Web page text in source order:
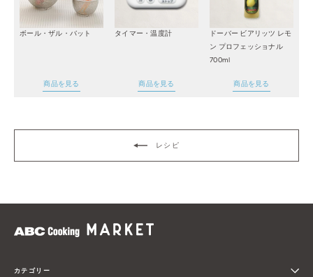
ボール・ザル・バット
商品を見る
タイマー・温度計
商品を見る
ドーバー ビアリッツ レモ
ン プロフェッショナル
700ml
商品を見る
レシピ
カテゴリー